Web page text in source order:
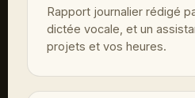
Rapport journalier rédigé
dictée vocale, et un
projets et vos heures.